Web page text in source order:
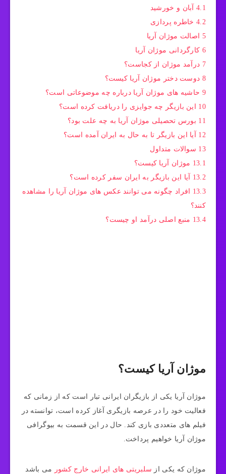
4.1
آبان و خورشید
4.2 خاطره‌ پردازی
5
اصالت موژان آریا
6 کارگردانی موژان آریا
7 درآمد موژان از کجاست؟
8 دوست دختر موژان آریا کیست؟
9 حاشیه های موژان آریا درباره چه موضوعاتی است؟
10
این بازیگر چه جوایزی را دریافت کرده است؟
11 بورس تحصیلی موژان آریا به چه علت بود؟
12
آیا این بازیگر تا به حال به ایران آمده است؟
13 سوالات متداول
13.1 موژان آریا کیست؟
13.2
آیا این بازیگر به ایران سفر کرده است؟
13.3
افراد چگونه می توانند عکس های موژان آریا را مشاهده
کنند؟
13.4 منبع اصلی درآمد او چیست؟
موژان آریا کیست؟
موژان آریا یکی از بازیگران ایرانی تبار است که از زمانی که
فعالیت خود را در عرصه بازیگری آغاز کرده است، توانسته در
فیلم‌ های متعددی بازی کند. حال در این قسمت به بیوگرافی
موژان آریا خواهیم پرداخت.
موژان که یکی از سلبریتی های ایرانی خارج کشور
می باشد